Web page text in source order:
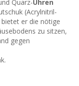
Quarz-Uhren
(Acrylnitril-
er die nötige
zu sitzen,
gegen